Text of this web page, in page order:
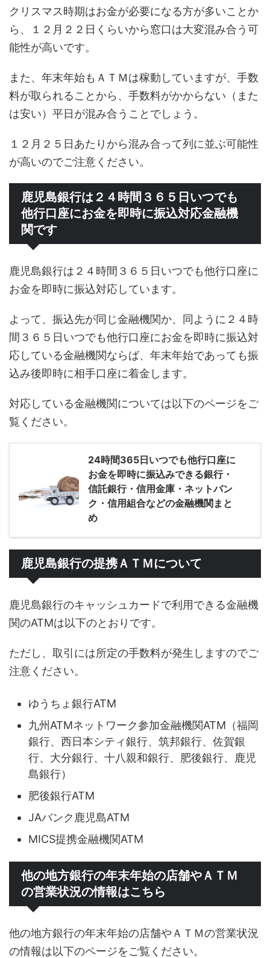
クリスマス時期はお金が必要になる方が多いことか
ら、１２月２２日くらいから窓口は大変混み合う可
能性が高いです。
また、年末年始もＡＴＭは稼動していますが、手数
料が取られることから、手数料がかからない（また
は安い）平日が混み合うことでしょう。
１２月２５日あたりから混み合って列に並ぶ可能性
が高いのでご注意ください。
鹿児島銀行は２４時間３６５日いつでも
他行口座にお金を即時に振込対応金融機
関です
鹿児島銀行は２４時間３６５日いつでも他行口座に
お金を即時に振込対応しています。
よって、振込先が同じ金融機関か、同ように２４時
間３６５日いつでも他行口座にお金を即時に振込対
応している金融機関ならば、年末年始であっても振
込み後即時に相手口座に着金します。
対応している金融機関については以下のページをご
覧ください。
24時間365日いつでも他行口座に
お金を即時に振込みできる銀行・
信託銀行・信用金庫・ネットバン
ク・信用組合などの金融機関まと
め
鹿児島銀行の提携ＡＴＭについて
鹿児島銀行のキャッシュカードで利用できる金融機
関のATMは以下のとおりです。
ただし、取引には所定の手数料が発生しますのでご
注意ください。
ゆうちょ銀行ATM
九州ATMネットワーク参加金融機関ATM（福岡
銀行、西日本シティ銀行、筑邦銀行、佐賀銀
行、大分銀行、十八親和銀行、肥後銀行、鹿児
島銀行）
肥後銀行ATM
JAバンク鹿児島ATM
MICS提携金融機関ATM
他の地方銀行の年末年始の店舗やＡＴＭ
の営業状況の情報はこちら
他の地方銀行の年末年始の店舗やＡＴＭの営業状況
の情報は以下のページをご覧ください。